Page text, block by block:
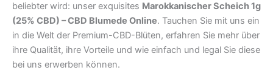
beliebter wird: unser exquisites Marokkanischer Scheich 1g
(25% CBD) – CBD Blumede Online. Tauchen Sie mit uns ein
in die Welt der Premium-CBD-Blüten, erfahren Sie mehr über
ihre Qualität, ihre Vorteile und wie einfach und legal Sie diese
bei uns erwerben können.